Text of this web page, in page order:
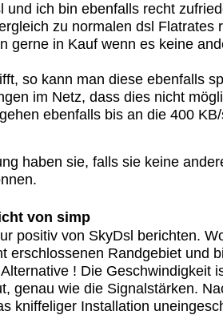
und ich bin ebenfalls recht
zu normalen dsl Flatrates
gerne in Kauf wenn es keine
so kann man diese ebenfalls
im Netz, dass dies nicht
ebenfalls bis an die 400
haben sie, falls sie keine
von simp
positiv von SkyDsl berichten.
erschlossenen Randgebiet und
! Die Geschwindigkeit
genau wie die Signalstärken.
kniffeliger Installation